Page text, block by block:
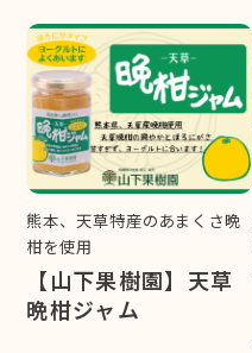
熊本、天草特産のあまくさ晩
柑を使用
【山下果樹園】天草
晩柑ジャム